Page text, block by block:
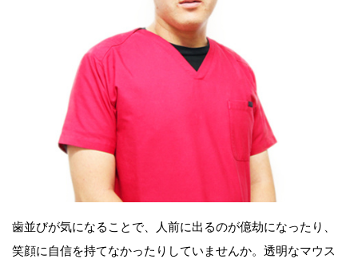
歯並びが気になることで、人前に出るのが億劫になったり、
笑顔に自信を持てなかったりしていませんか。透明なマウス